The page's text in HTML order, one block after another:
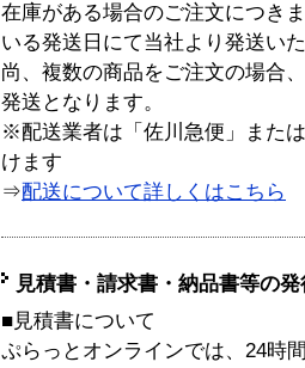
在庫がある場合のご注文につき
いる発送日にて当社より発送い
尚、複数の商品をご注文の場合
発送となります。
※配送業者は「佐川急便」また
けます
⇒配送について詳しくはこちら
見積書・請求書・納品書等の
■見積書について
ぷらっとオンラインでは、24時